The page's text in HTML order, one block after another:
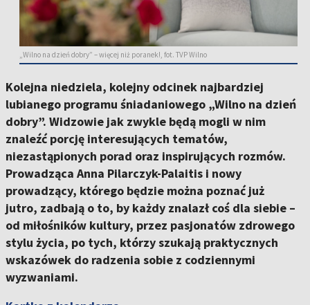
„Wilno na dzień dobry” – więcej niż poranek!, fot. TVP Wilno
Kolejna niedziela, kolejny odcinek najbardziej
lubianego programu śniadaniowego „Wilno na dzień
dobry”. Widzowie jak zwykle będą mogli w nim
znaleźć porcję interesujących tematów,
niezastąpionych porad oraz inspirujących rozmów.
Prowadząca Anna Pilarczyk-Palaitis i nowy
prowadzący, którego będzie można poznać już
jutro, zadbają o to, by każdy znalazł coś dla siebie –
od miłośników kultury, przez pasjonatów zdrowego
stylu życia, po tych, którzy szukają praktycznych
wskazówek do radzenia sobie z codziennymi
wyzwaniami.